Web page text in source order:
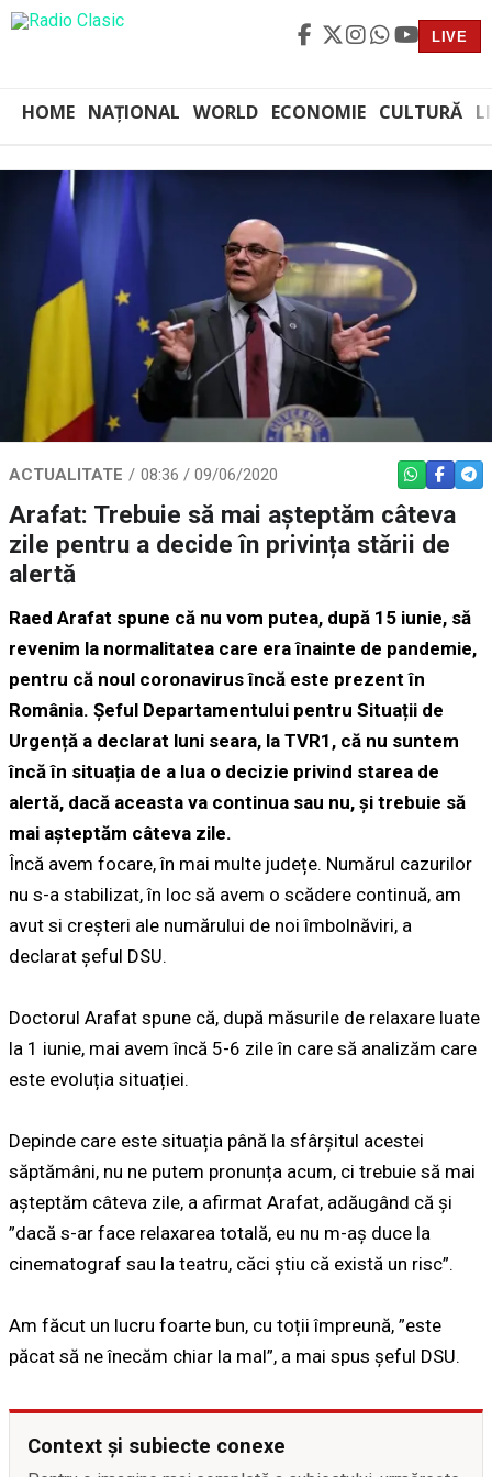
LIVE
HOME NAȚIONAL WORLD ECONOMIE CULTURĂ
ACTUALITATE 08:36 / 09/06/2020 WHATSAPP
Arafat: Trebuie să mai așteptăm câteva
zile pentru a decide în privința stării de
alertă
Raed Arafat spune că nu vom putea, după 15 iunie, să
revenim la normalitatea care era înainte de pandemie,
pentru că noul coronavirus încă este prezent în
România. Șeful Departamentului pentru Situații de
Urgență a declarat luni seara, la TVR1, că nu suntem
încă în situația de a lua o decizie privind starea de
alertă, dacă aceasta va continua sau nu, și trebuie să
mai așteptăm câteva zile.
Încă avem focare, în mai multe județe. Numărul cazurilor
nu s-a stabilizat, în loc să avem o scădere continuă, am
avut si creșteri ale numărului de noi îmbolnăviri, a
declarat șeful DSU.
Doctorul Arafat spune că, după măsurile de relaxare luate
la 1 iunie, mai avem încă 5-6 zile în care să analizăm care
este evoluția situației.
Depinde care este situația până la sfârșitul acestei
săptămâni, nu ne putem pronunța acum, ci trebuie să mai
așteptăm câteva zile, a afirmat Arafat, adăugând că și
”dacă s-ar face relaxarea totală, eu nu m-aș duce la
cinematograf sau la teatru, căci știu că există un risc”.
Am făcut un lucru foarte bun, cu toții împreună, ”este
păcat să ne înecăm chiar la mal”, a mai spus șeful DSU.
Context și subiecte conexe